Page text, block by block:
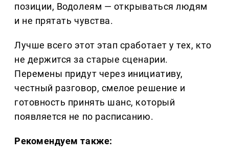
позиции, Водолеям — открываться людям
и не прятать чувства.
Лучше всего этот этап сработает у тех, кто
не держится за старые сценарии.
Перемены придут через инициативу,
честный разговор, смелое решение и
готовность принять шанс, который
появляется не по расписанию.
Рекомендуем также: